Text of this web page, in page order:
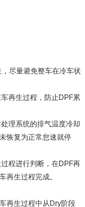
尽量避免整车在冷车状
再生过程，防止DPF累
理系统的排气温度冷却
恢复为正常怠速就停
程进行判断，在DPF再
再生过程完成。
再生过程中从Dry阶段